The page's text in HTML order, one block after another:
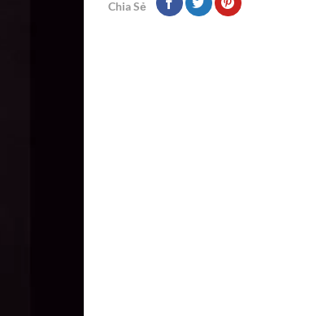
Chia Sẻ